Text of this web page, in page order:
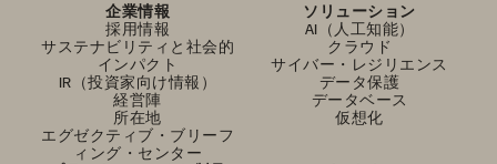
企業情報
採用情報
サステナビリティと社会的
インパクト
IR（投資家向け情報）
経営陣
所在地
エグゼクティブ・ブリーフ
ィング・センター
ソリューション
AI（人工知能）
クラウド
サイバー・レジリエンス
データ保護
データベース
仮想化